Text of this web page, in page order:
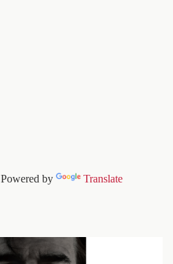
Powered by Translate